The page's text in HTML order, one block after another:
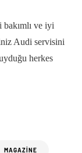
bakımlı ve iyi
Audi servisini
herkes
MAGAZINE